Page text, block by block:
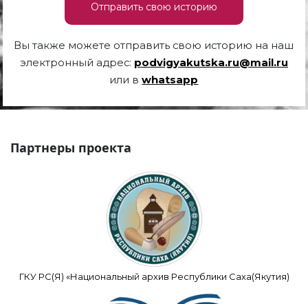
Отправить свою историю
Вы также можете отправить свою историю на наш
электронный адрес: podvigyakutska.ru@mail.ru
или вwhatsapp
Партнеры проекта
ГКУ РС(Я) «Национальный архив Республики Саха(Якутия)